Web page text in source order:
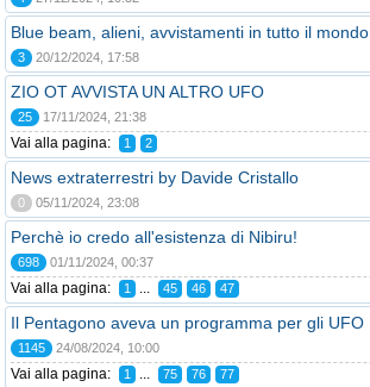
Blue beam, alieni, avvistamenti in tutto il mondo.
3 20/12/2024, 17:58
ZIO OT AVVISTA UN ALTRO UFO
25 17/11/2024, 21:38
Vai alla pagina: 1 2
News extraterrestri by Davide Cristallo
0 05/11/2024, 23:08
Perchè io credo all'esistenza di Nibiru!
698 01/11/2024, 00:37
Vai alla pagina: 1 ... 45 46 47
Il Pentagono aveva un programma per gli UFO
1145 24/08/2024, 10:00
Vai alla pagina: 1 ... 75 76 77